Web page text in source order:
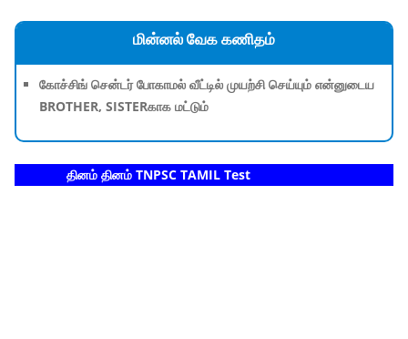
மின்னல் வேக கணிதம்
கோச்சிங் சென்டர் போகாமல் வீட்டில் முயற்சி செய்யும் என்னுடைய
BROTHER, SISTERகாக மட்டும்
தினம் தினம் TNPSC TAMIL Test